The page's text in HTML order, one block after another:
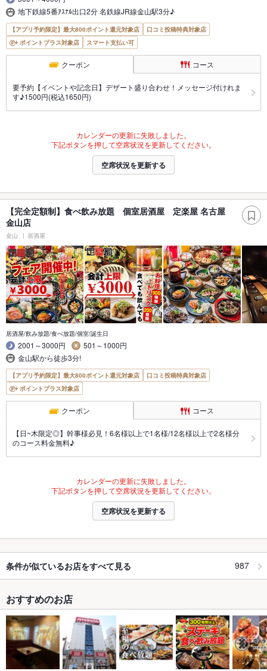
地下鉄線5番ｱｽﾅﾙ出口2分 名鉄線JR線金山駅3分♪
【アプリ予約限定】最大800ポイント還元対象店
口コミ投稿特典対象店
ポイントプラス対象店
スマート支払い可
クーポン コース
要予約【イベントや記念日】デザート盛り合わせ！メッセージ付けれま
す♪1500円(税込1650円)
カレンダーの更新に失敗しました。
下記ボタンを押して空席状況を更新してください。
空席状況を更新する
【完全定額制】食べ飲み放題 個室居酒屋 定楽屋 名古屋
金山店
金山 居酒屋
居酒屋/飲み放題/食べ放題/個室/誕生日
2001～3000円
501～1000円
金山駅から徒歩3分!
【アプリ予約限定】最大800ポイント還元対象店
口コミ投稿特典対象店
ポイントプラス対象店
クーポン コース
【日~木限定◎】幹事様必見！6名様以上で1名様/12名様以上で2名様分
のコース料金無料♪
カレンダーの更新に失敗しました。
下記ボタンを押して空席状況を更新してください。
空席状況を更新する
条件が似ているお店をすべて見る 987
おすすめのお店